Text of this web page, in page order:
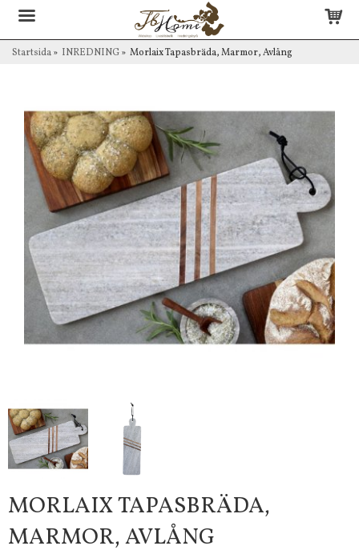
Startsida» INREDNING» Morlaix Tapasbräda, Marmor, Avlång
MORLAIX TAPASBRÄDA,
MARMOR, AVLÅNG